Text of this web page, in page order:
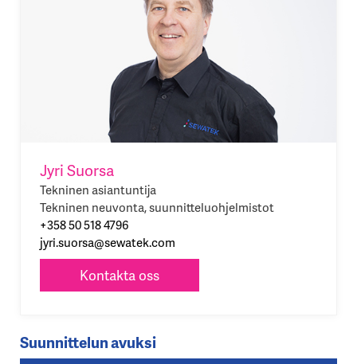
Jyri Suorsa
Tekninen asiantuntija
Tekninen neuvonta, suunnitteluohjelmistot
+358 50 518 4796
jyri.suorsa@sewatek.com
Kontakta oss
Suunnittelun avuksi